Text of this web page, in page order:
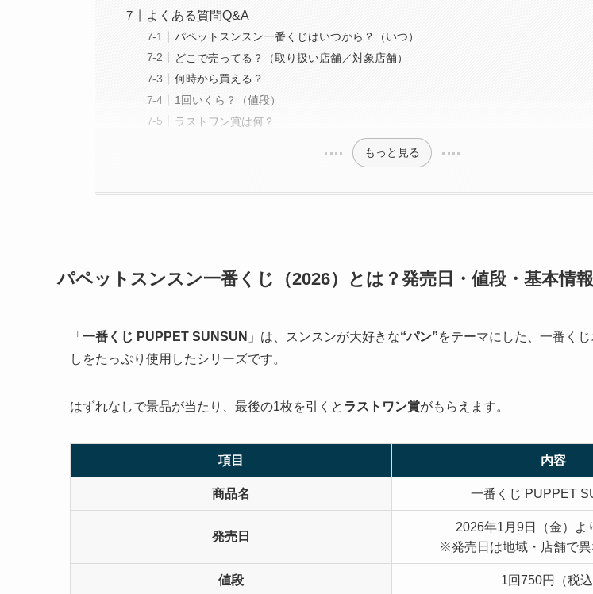
よくある質問Q&A
パペットスンスン一番くじはいつから？（いつ）
どこで売ってる？（取り扱い店舗／対象店舗）
何時から買える？
1回いくら？（値段）
ラストワン賞は何？
もっと見る
パペットスンスン一番くじ（2026）とは？発売日・値段・基本情報
「 一番くじ PUPPET SUNSUN 」は、スンスンが大好きな“パン”をテーマにした、一番く
しをたっぷり使用したシリーズです。
はずれなしで景品が当たり、最後の1枚を引くと ラストワン賞がもらえます。
項目 内容
商品名 一番くじ PUPPET
発売日
2026年1月9日（金）よ
※発売日は地域・店舗で異
値段 1回750円（税込